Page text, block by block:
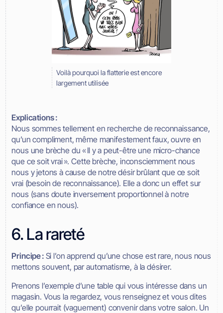
Voilà pourquoi la flatterie est encore
largement utilisée
Explications :
Nous sommes tellement en recherche de reconnaissance,
qu’un compliment, même manifestement faux, ouvre en
nous une brèche du « Il y a peut-être une micro-chance
que ce soit vrai ». Cette brèche, inconsciemment nous
nous y jetons à cause de notre désir brûlant que ce soit
vrai (besoin de reconnaissance). Elle a donc un effet sur
nous (sans doute inversement proportionnel à notre
confiance en nous).
6. La rareté
Principe : Si l’on apprend qu’une chose est rare, nous nous
mettons souvent, par automatisme, à la désirer.
Prenons l’exemple d’une table qui vous intéresse dans un
magasin. Vous la regardez, vous renseignez et vous dites
qu’elle pourrait (vaguement) convenir dans votre salon. Un